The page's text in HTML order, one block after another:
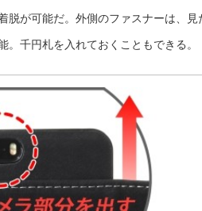
脱が可能だ。外側のファスナーは、見
千円札を入れておくこともできる。